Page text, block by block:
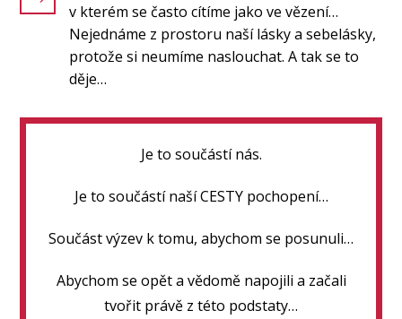
v kterém se často cítíme jako ve vězení…
Nejednáme z prostoru naší lásky a sebelásky,
protože si neumíme naslouchat. A tak se to
děje…
Je to součástí nás.
Je to součástí naší CESTY pochopení…
Součást výzev k tomu, abychom se posunuli…
Abychom se opět a vědomě napojili a začali
tvořit právě z této podstaty…